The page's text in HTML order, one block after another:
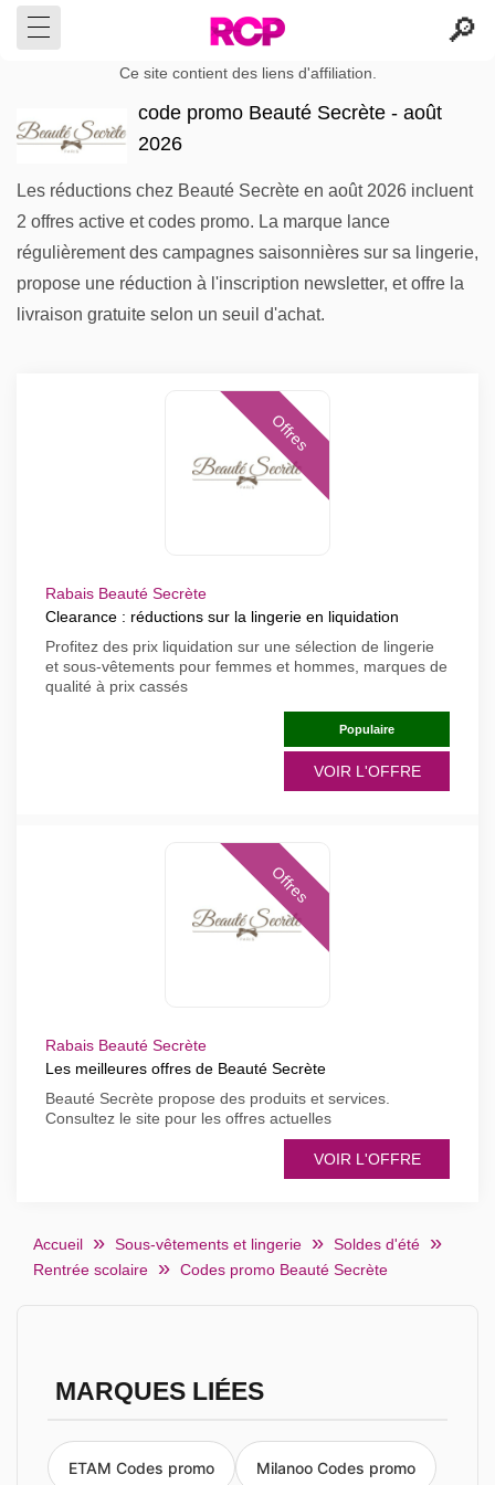
Ce site contient des liens d'affiliation.
code promo Beauté Secrète - août
2026
Les réductions chez Beauté Secrète en août 2026 incluent
2 offres active et codes promo. La marque lance
régulièrement des campagnes saisonnières sur sa lingerie,
propose une réduction à l'inscription newsletter, et offre la
livraison gratuite selon un seuil d'achat.
Offres
Rabais Beauté Secrète
Clearance : réductions sur la lingerie en liquidation
Profitez des prix liquidation sur une sélection de lingerie
et sous-vêtements pour femmes et hommes, marques de
qualité à prix cassés
Populaire
VOIR L'OFFRE
Offres
Rabais Beauté Secrète
Les meilleures offres de Beauté Secrète
Beauté Secrète propose des produits et services.
Consultez le site pour les offres actuelles
VOIR L'OFFRE
Accueil Sous-vêtements et lingerie
Soldes d'été
Rentrée scolaire
Codes promo Beauté Secrète
MARQUES LIÉES
ETAM Codes promo Milanoo Codes promo